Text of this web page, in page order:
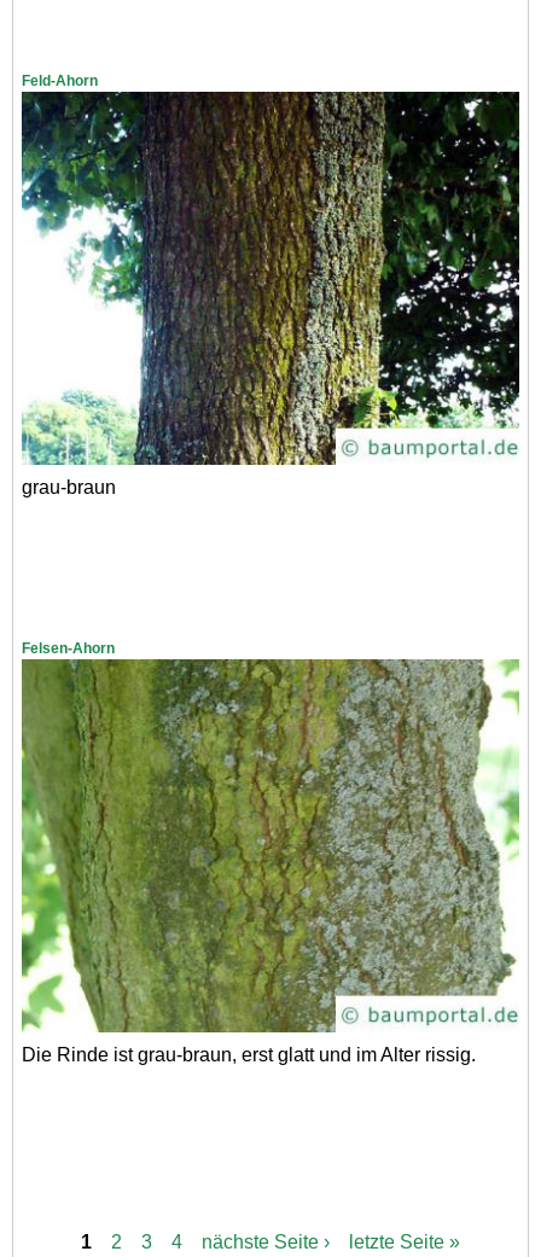
Feld-Ahorn
grau-braun
Felsen-Ahorn
Die Rinde ist grau-braun, erst glatt und im Alter rissig.
1 2 3 4 nächste Seite › letzte Seite »